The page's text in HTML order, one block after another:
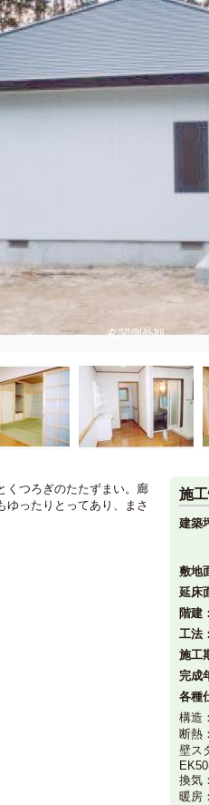
玄関側外観
くつろぎのたたずまい。廊
ゆったりとってあり、まさ
施
建築
敷地
延床
階建
工法
施工
完成
各種
構造
断熱
壁ス
換気
暖房